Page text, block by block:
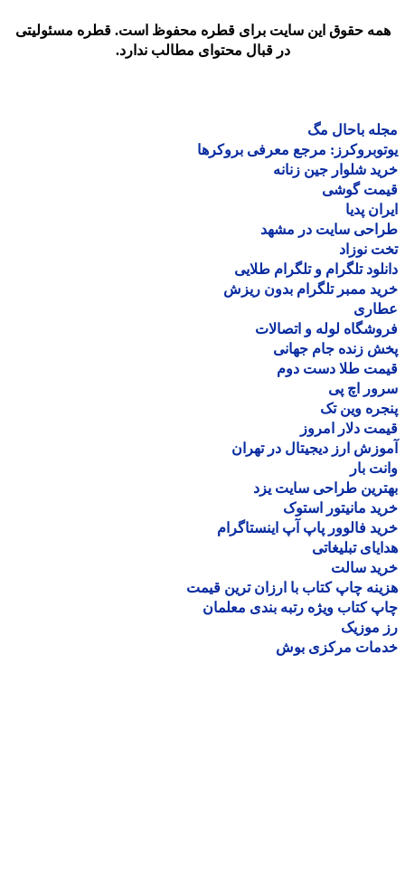
حقوق این سایت برای قطره محفوظ است. قطره مسئولیتی
در قبال محتوای مطالب ندارد.
باحال مگ
مرجع معرفی بروکرها
شلوار جین زنانه
گوشی
پدیا
سایت در مشهد
نوزاد
تلگرام و تلگرام طلایی
ممبر تلگرام بدون ریزش
لوله و اتصالات
زنده جام جهانی
طلا دست دوم
اچ پی
وین تک
دلار امروز
ارز دیجیتال در تهران
بار
طراحی سایت یزد
مانیتور استوک
فالوور پاپ آپ اینستاگرام
تبلیغاتی
سالت
چاپ کتاب با ارزان ترین قیمت
کتاب ویژه رتبه بندی معلمان
موزیک
مرکزی بوش